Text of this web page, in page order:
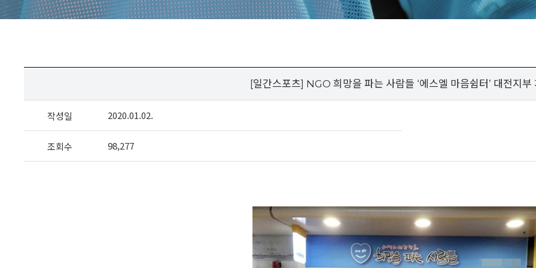
[일간스포츠] NGO 희망을 파는 사람들 ‘에스엘 마음쉼터’ 대전지부
작성일 2020.01.02.
조회수 98,277